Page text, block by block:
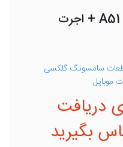
دوربین پشت سامسونگ A51 + اجرت
سامسونگ گلکسی
موبایل
دریافت
بگیرید